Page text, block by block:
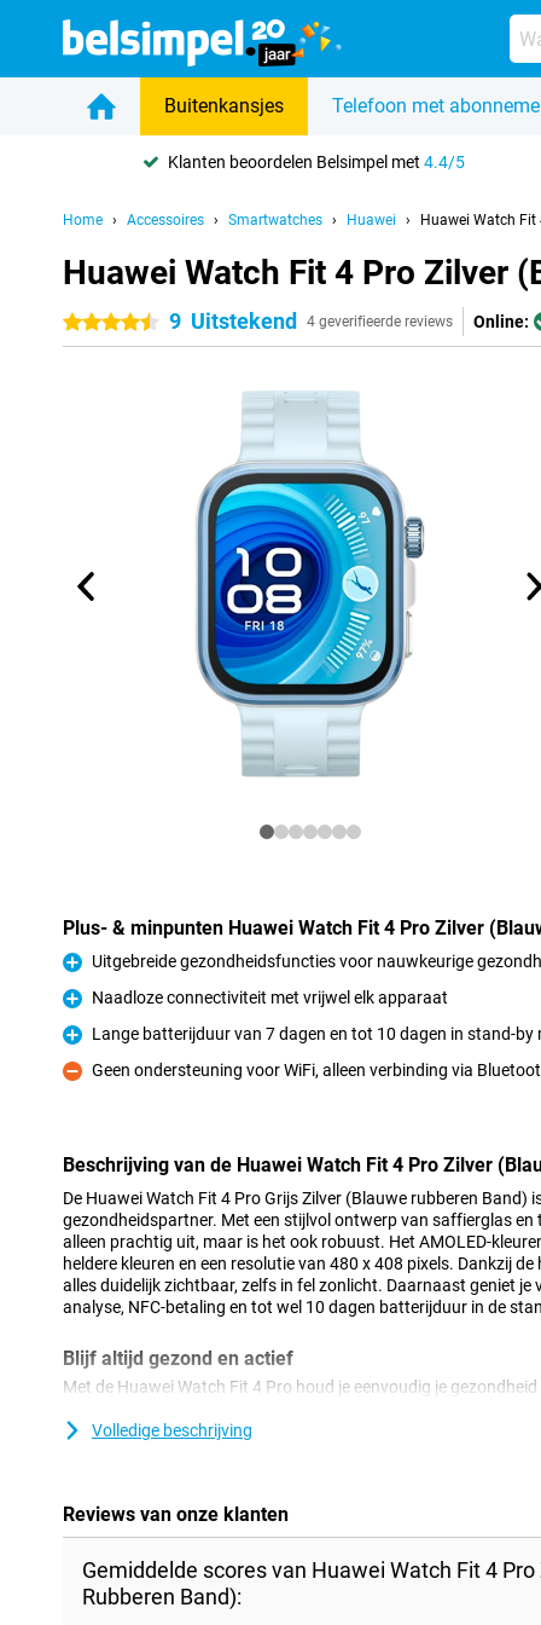
Buitenkansjes Telefoon met
Klanten beoordelen Belsimpel met4.4/5
Home Accessoires Smartwatches Huawei Huawei Watch Fit
Huawei Watch Fit 4 Pro Zilver
4.5 sterren
9 Uitstekend 4 geverifieerde reviews Online:
Plus- & minpunten Huawei Watch Fit 4 Pro Zilver
Pluspunt
Uitgebreide gezondheidsfuncties voor nauwkeurige
Pluspunt
Naadloze connectiviteit met vrijwel elk apparaat
Pluspunt
Lange batterijduur van 7 dagen en tot 10 dagen in stand-by
Minpunt
Geen ondersteuning voor WiFi, alleen verbinding via
Beschrijving van de Huawei Watch Fit 4 Pro Zilver
De Huawei Watch Fit 4 Pro Grijs Zilver (Blauwe rubberen Band)
gezondheidspartner. Met een stijlvol ontwerp van saffierglas en
alleen prachtig uit, maar is het ook robuust. Het AMOLED-
heldere kleuren en een resolutie van 480 x 408 pixels. Dankzij
alles duidelijk zichtbaar, zelfs in fel zonlicht. Daarnaast geniet je
analyse, NFC-betaling en tot wel 10 dagen batterijduur in de
Blijf altijd gezond en actief
Met de Huawei Watch Fit 4 Pro houd je eenvoudig je
smartwatch zelfs ECG-analyse, zo kun je mogelijke
De Huawei Watch Fit 4 Pro heeft een krachtige 400mAh-batterij
dagen meegaat en tot 10 dagen in stand-by modus. Is de
Volledige beschrijving
Reviews van onze klanten
Gemiddelde scores van Huawei Watch Fit 4
Rubberen Band):